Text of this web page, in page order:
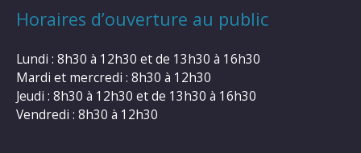
Horaires d’ouverture au public
Lundi : 8h30 à 12h30 et de 13h30 à 16h30
Mardi et mercredi : 8h30 à 12h30
Jeudi : 8h30 à 12h30 et de 13h30 à 16h30
Vendredi : 8h30 à 12h30